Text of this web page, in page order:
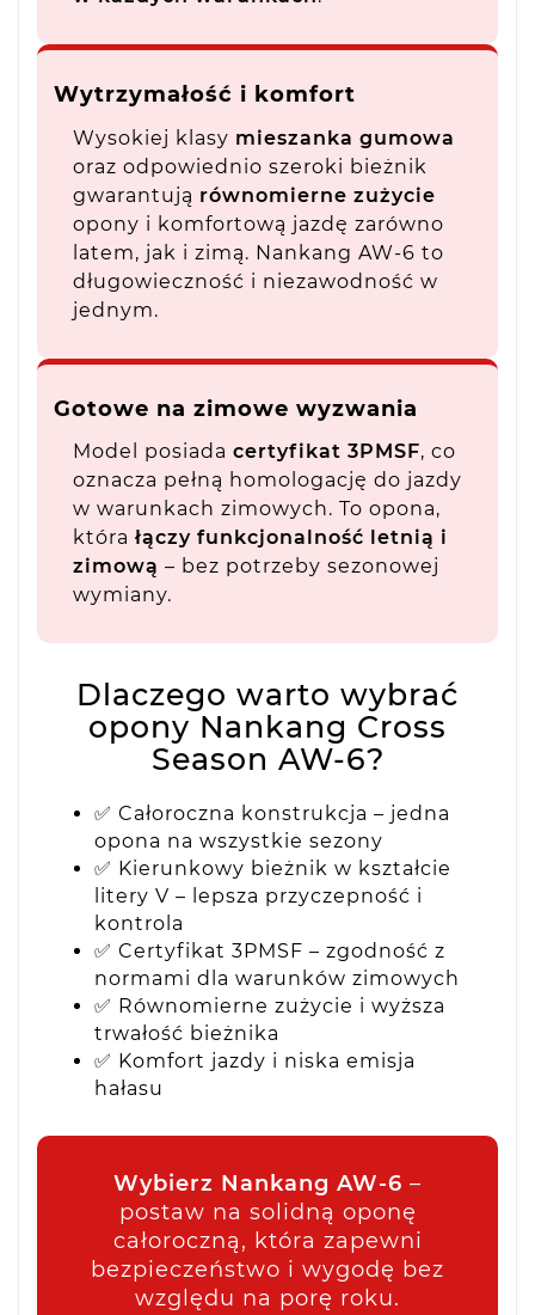
Wytrzymałość i komfort
Wysokiej klasy mieszanka gumowa
oraz odpowiednio szeroki bieżnik
gwarantują równomierne zużycie
opony i komfortową jazdę zarówno
latem, jak i zimą. Nankang AW-6 to
długowieczność i niezawodność w
jednym.
Gotowe na zimowe wyzwania
Model posiada certyfikat 3PMSF, co
oznacza pełną homologację do jazdy
w warunkach zimowych. To opona,
która łączy funkcjonalność letnią i
zimową – bez potrzeby sezonowej
wymiany.
Dlaczego warto wybrać
opony Nankang Cross
Season AW-6?
✅ Całoroczna konstrukcja – jedna
opona na wszystkie sezony
✅ Kierunkowy bieżnik w kształcie
litery V – lepsza przyczepność i
kontrola
✅ Certyfikat 3PMSF – zgodność z
normami dla warunków zimowych
✅ Równomierne zużycie i wyższa
trwałość bieżnika
✅ Komfort jazdy i niska emisja
hałasu
Wybierz Nankang AW-6 –
postaw na solidną oponę
całoroczną, która zapewni
bezpieczeństwo i wygodę bez
względu na porę roku.